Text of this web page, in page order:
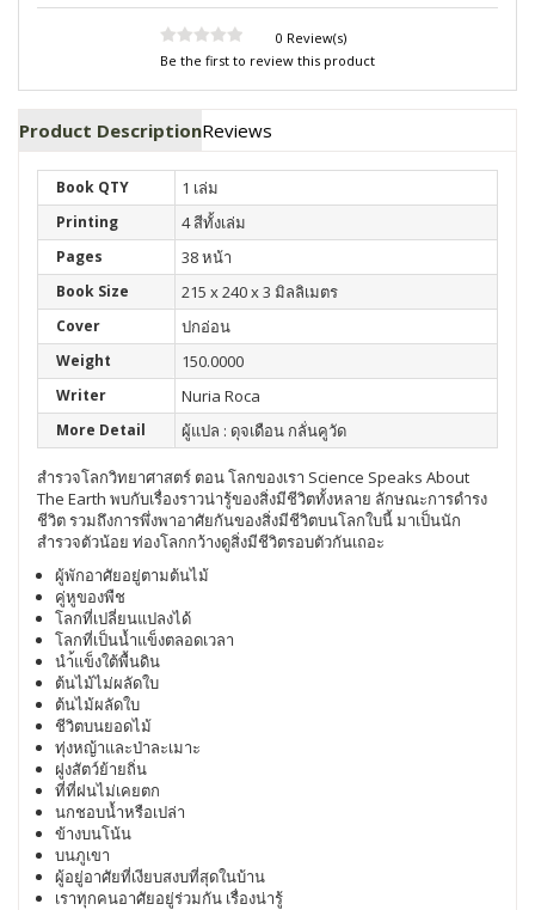
0 Review(s)
Be the first to review this product
Product DescriptionReviews
Book QTY 1 เล่ม
Printing 4 สีทั้งเล่ม
Pages 38 หน้า
Book Size 215 x 240 x 3 มิลลิเมตร
Cover ปกอ่อน
Weight 150.0000
Writer Nuria Roca
More Detail ผู้แปล : ดุจเดือน กลั่นคูวัด
สำรวจโลกวิทยาศาสตร์ ตอน โลกของเรา Science Speaks About
The Earth พบกับเรื่องราวน่ารู้ของสิ่งมีชีวิตทั้งหลาย ลักษณะการดำรง
ชีวิต รวมถึงการพึ่งพาอาศัยกันของสิ่งมีชีวิตบนโลกใบนี้ มาเป็นนัก
สำรวจตัวน้อย ท่องโลกกว้างดูสิ่งมีชีวิตรอบตัวกันเถอะ
ผู้พักอาศัยอยู่ตามต้นไม้
คู่หูของพืช
โลกที่เปลี่ยนแปลงได้
โลกที่เป็นน้ำแข็งตลอดเวลา
นำ้แข็งใต้พื้นดิน
ต้นไม้ไม่ผลัดใบ
ต้นไม้ผลัดใบ
ชีวิตบนยอดไม้
ทุ่งหญ้าและป่าละเมาะ
ฝูงสัตว์ย้ายถิ่น
ที่ที่ฝนไม่เคยตก
นกชอบน้ำหรือเปล่า
ข้างบนโน้น
บนภูเขา
ผู้อยู่อาศัยที่เงียบสงบที่สุดในบ้าน
เราทุกคนอาศัยอยู่ร่วมกัน เรื่องน่ารู้